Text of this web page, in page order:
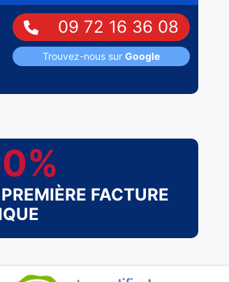
09 72 16 36 08
Trouvez-nous sur Google
FACTURE